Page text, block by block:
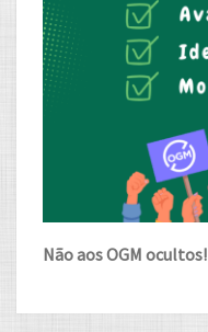
Não aos OGM ocultos!